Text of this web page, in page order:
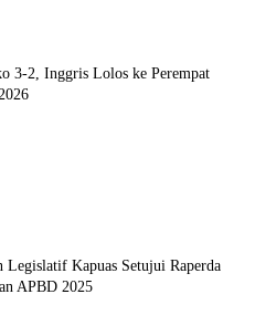
3-2, Inggris Lolos ke Perempat
Legislatif Kapuas Setujui Raperda
APBD 2025